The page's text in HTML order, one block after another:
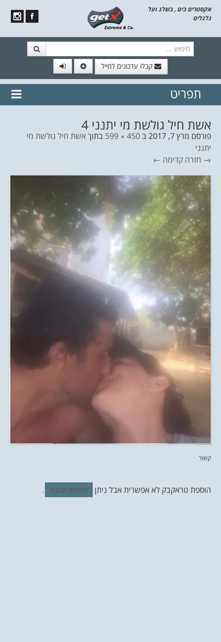
אקסטרים בים , בשלג ועל
גלגלים
קבלו עדכונים למייל
// הצטרף לרשימת תפוצה!
נשמח
תפריט
אשת חיל גולשת מי יתנני 4
פורסם מרץ 7, 2017 ב450 × 599 בתוךאשת חיל גולשת מי
יתנני
→ חזרה קדימה ←
קשור
הוספת טראקבק לא אפשרית אבל ניתן לפרסם תגובה .